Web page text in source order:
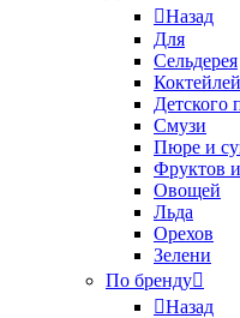
Назад
Для
Сельдерея
Коктейлей
Детского
Смузи
Пюре и
Фруктов
Овощей
Льда
Орехов
Зелени
По бренду
Назад